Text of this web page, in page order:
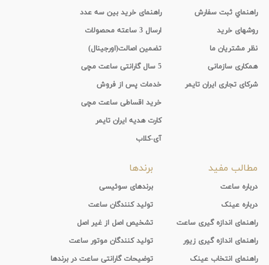
راهنماي ثبت سفارش
روشهای خرید
نظر مشتریان ما
همکاری سازمانی
شرکای تجاری ایران تایمر
راهنمای خرید بین سه عدد
ارسال 3 ساعته محصولات
تضمین اصالت(اورجینال)
5 سال گارانتی ساعت مچی
خدمات پس از فروش
خرید اقساطی ساعت مچی
کارت هدیه ایران تایمر
آی-کلاب
مطالب مفید
درباره ساعت
درباره عینک
راهنمای اندازه گیری ساعت
راهنمای اندازه گیری زیور
راهنمای انتخاب عینک
برندها
برندهای سوئیسی
تولید کنندگان ساعت
تشخیص اصل از غیر اصل
تولید کنندگان موتور ساعت
توضیحات گارانتی ساعت در برندها